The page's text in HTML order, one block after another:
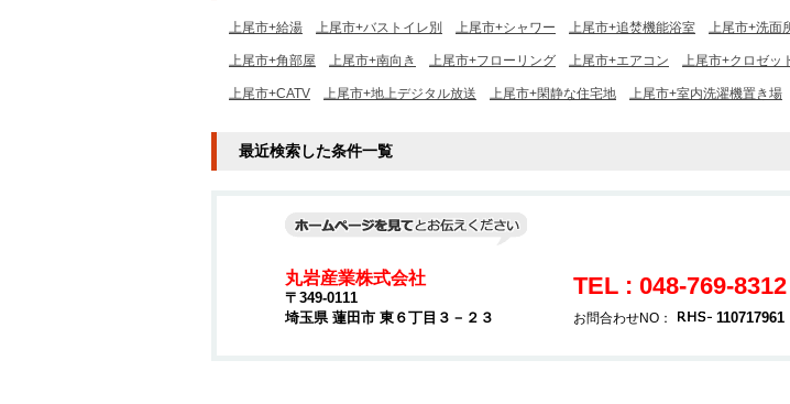
上尾市+給湯 上尾市+バストイレ別 上尾市+シャワー 上尾市+追焚機能浴室 上尾市+洗面
上尾市+角部屋 上尾市+南向き 上尾市+フローリング 上尾市+エアコン 上尾市+クロゼッ
上尾市+CATV 上尾市+地上デジタル放送 上尾市+閑静な住宅地 上尾市+室内洗濯機置き場
最近検索した条件一覧
丸岩産業株式会社
〒349-0111
埼玉県 蓮田市 東６丁目３－２３
TEL : 048-769-8312
お問合わせNO： 110717961